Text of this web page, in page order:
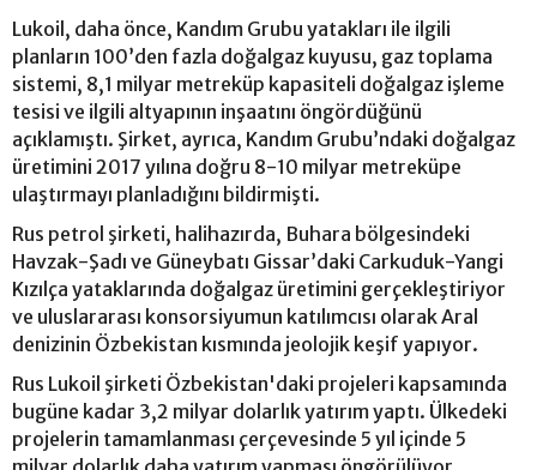
Lukoil, daha önce, Kandım Grubu yatakları ile ilgili
planların 100’den fazla doğalgaz kuyusu, gaz toplama
sistemi, 8,1 milyar metreküp kapasiteli doğalgaz işleme
tesisi ve ilgili altyapının inşaatını öngördüğünü
açıklamıştı. Şirket, ayrıca, Kandım Grubu’ndaki doğalgaz
üretimini 2017 yılına doğru 8-10 milyar metreküpe
ulaştırmayı planladığını bildirmişti.
Rus petrol şirketi, halihazırda, Buhara bölgesindeki
Havzak-Şadı ve Güneybatı Gissar’daki Carkuduk-Yangi
Kızılça yataklarında doğalgaz üretimini gerçekleştiriyor
ve uluslararası konsorsiyumun katılımcısı olarak Aral
denizinin Özbekistan kısmında jeolojik keşif yapıyor.
Rus Lukoil şirketi Özbekistan'daki projeleri kapsamında
bugüne kadar 3,2 milyar dolarlık yatırım yaptı. Ülkedeki
projelerin tamamlanması çerçevesinde 5 yıl içinde 5